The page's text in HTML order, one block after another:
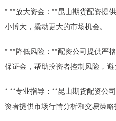
* **放大资金：**昆山期货配资提
小博大，撬动更大的市场机会。
* **降低风险：**配资公司提供严
保证金，帮助投资者控制风险，避
* **专业指导：**昆山期货配资公
资者提供市场行情分析和交易策略